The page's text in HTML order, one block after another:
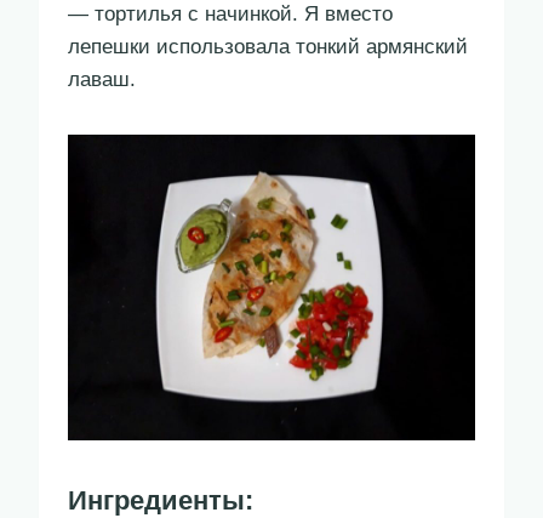
— тортилья с начинкой. Я вместо
лепешки использовала тонкий армянский
лаваш.
Ингредиенты: